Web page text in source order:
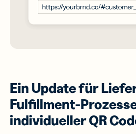
Ein Update für
Fulfillment-
individueller QR